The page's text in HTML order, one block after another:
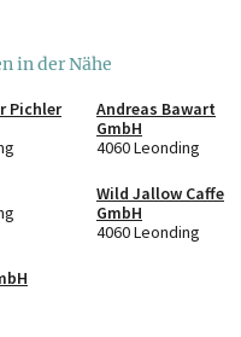
in der Nähe
Pichler
Andreas Bawart
GmbH
4060 Leonding
Wild Jallow Caffe
GmbH
4060 Leonding